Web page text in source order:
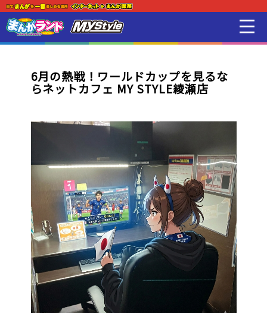
オンラインゲーム
映画 / アニメ / 電子書籍
新着・オススメ情報
6月の熱戦！ワールドカップを見るな
らネットカフェ MY STYLE綾瀬店